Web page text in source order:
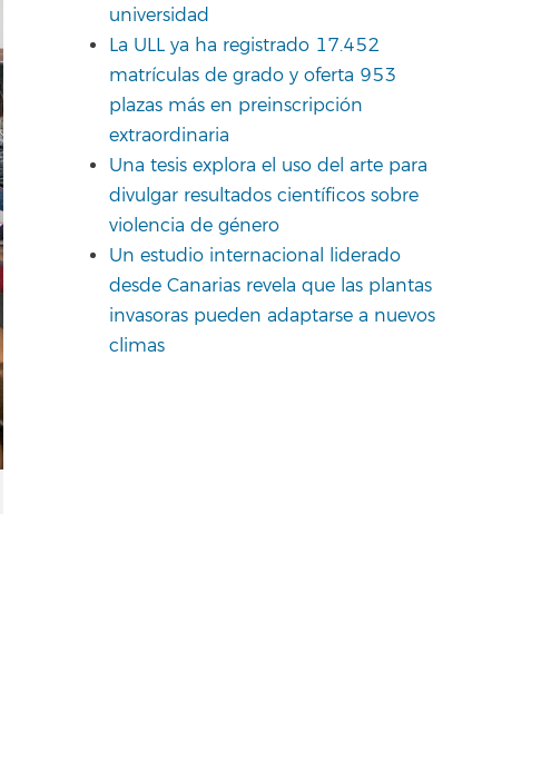
universidad
La ULL ya ha registrado 17.452
matrículas de grado y oferta 953
plazas más en preinscripción
extraordinaria
Una tesis explora el uso del arte para
divulgar resultados científicos sobre
violencia de género
Un estudio internacional liderado
desde Canarias revela que las plantas
invasoras pueden adaptarse a nuevos
climas